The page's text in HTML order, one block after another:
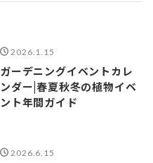
2026.1.15
ガーデニングイベントカレ
ンダー|春夏秋冬の植物イベ
ント年間ガイド
2026.6.15